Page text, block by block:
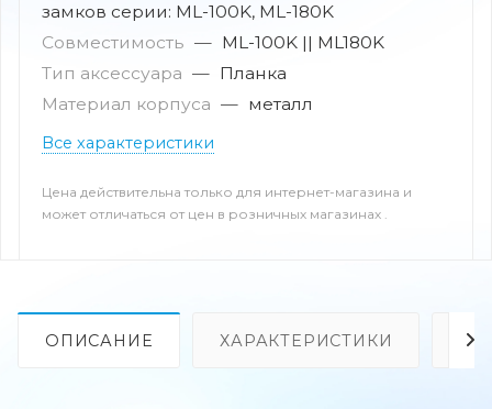
замков серии: ML-100K, ML-180K
Совместимость — ML-100K || ML180K
Тип аксессуара — Планка
Материал корпуса — металл
Все характеристики
Цена действительна только для интернет-магазина и
может отличаться от цен в розничных магазинах .
ОПИСАНИЕ ХАРАКТЕРИСТИКИ